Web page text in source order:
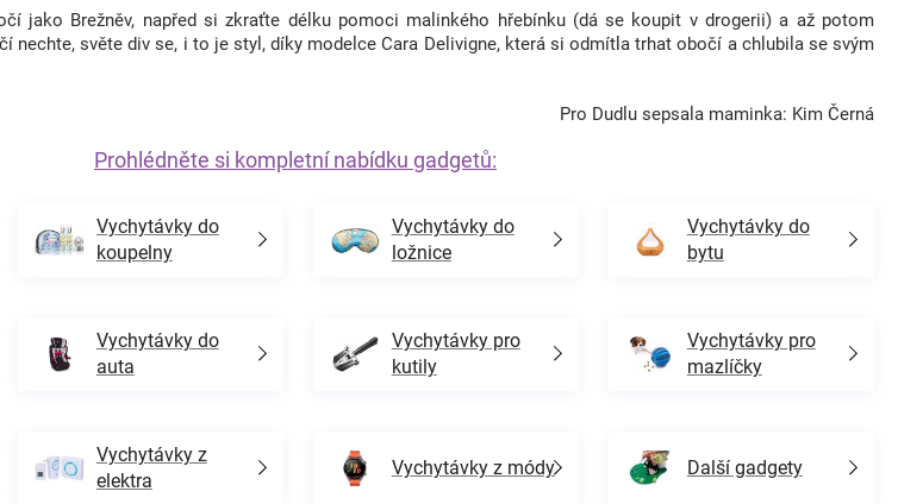
jako Brežněv, napřed si zkraťte délku pomoci malinkého hřebínku (dá se koupit v drogerii) a až potom
nechte, světe div se, i to je styl, díky modelce Cara Delivigne, která si odmítla trhat obočí a chlubila se svým
Pro Dudlu sepsala maminka: Kim Černá
Prohlédněte si kompletní nabídku gadgetů:
Vychytávky do
koupelny
Vychytávky do
ložnice
Vychytávky do
bytu
Vychytávky do
auta
Vychytávky pro
kutily
Vychytávky pro
mazlíčky
Vychytávky z
elektra
Vychytávky z módy Další gadgety